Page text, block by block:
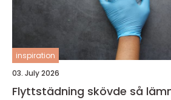
inspiration
03. July 2026
Flyttstädning skövde så lämnar du bostaden